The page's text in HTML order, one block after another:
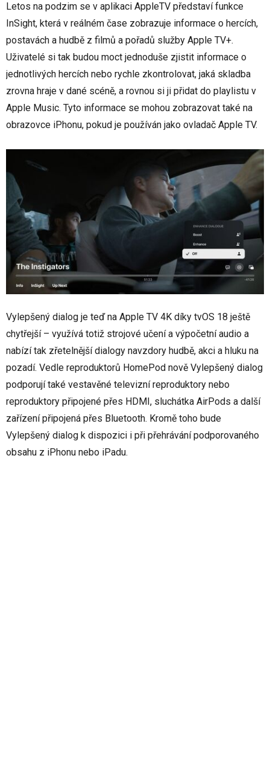
Letos na podzim se v aplikaci AppleTV představí funkce
InSight, která v reálném čase zobrazuje informace o hercích,
postavách a hudbě z filmů a pořadů služby Apple TV+.
Uživatelé si tak budou moct jednoduše zjistit informace o
jednotlivých hercích nebo rychle zkontrolovat, jaká skladba
zrovna hraje v dané scéně, a rovnou si ji přidat do playlistu v
Apple Music. Tyto informace se mohou zobrazovat také na
obrazovce iPhonu, pokud je používán jako ovladač Apple TV.
Vylepšený dialog je teď na Apple TV 4K díky tvOS 18 ještě
chytřejší – využívá totiž strojové učení a výpočetní audio a
nabízí tak zřetelnější dialogy navzdory hudbě, akci a hluku na
pozadí. Vedle reproduktorů HomePod nově Vylepšený dialog
podporují také vestavěné televizní reproduktory nebo
reproduktory připojené přes HDMI, sluchátka AirPods a další
zařízení připojená přes Bluetooth. Kromě toho bude
Vylepšený dialog k dispozici i při přehrávání podporovaného
obsahu z iPhonu nebo iPadu.